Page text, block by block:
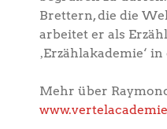
Brettern, die die
arbeitet er als
‚Erzählakademie‘
Mehr über